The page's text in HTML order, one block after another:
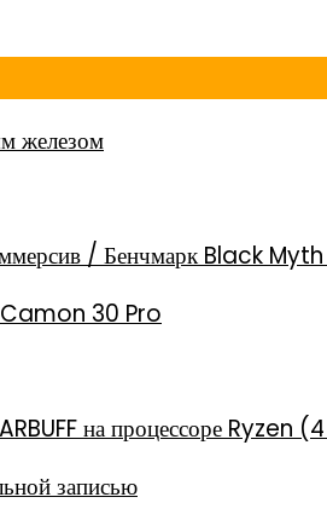
железом
/ Бенчмарк Black
Camon 30 Pro
на процессоре Ryzen
записью